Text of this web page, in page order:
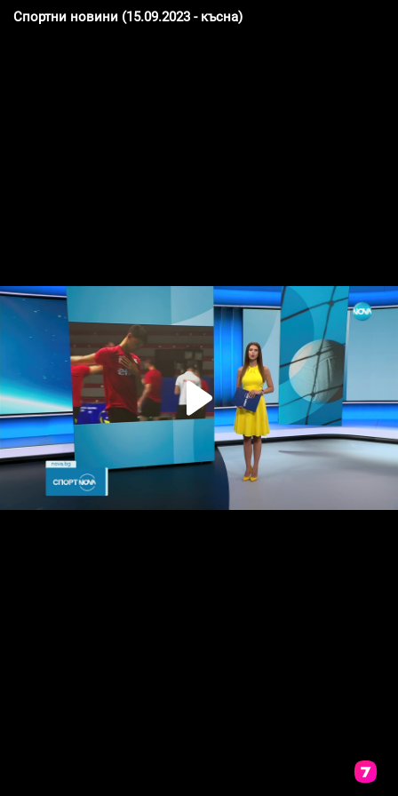
Спортни новини (15.09.2023 - късна)